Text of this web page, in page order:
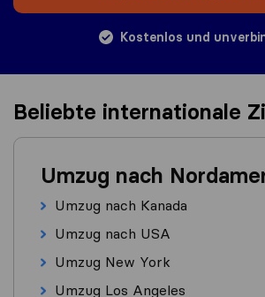
Kostenlos und
Beliebte internationale
Umzug nach
Umzug nach Kanada
Umzug nach USA
Umzug New York
Umzug Los Angeles